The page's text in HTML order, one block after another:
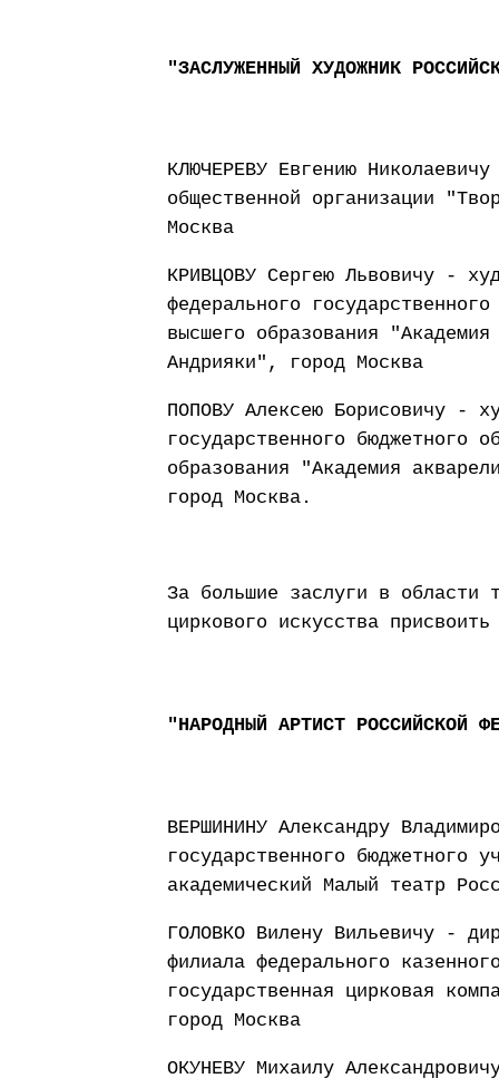
"ЗАСЛУЖЕННЫЙ ХУДОЖНИК
КЛЮЧЕРЕВУ Евгению
общественной организации
Москва
КРИВЦОВУ Сергею Львовичу -
федерального
высшего образования
Андрияки", город Москва
ПОПОВУ Алексею Борисовичу -
государственного бюджетного
образования "Академия
город Москва.
За большие заслуги в области
циркового искусства
"НАРОДНЫЙ АРТИСТ РОССИЙСКОЙ
ВЕРШИНИНУ Александру
государственного бюджетного
академический Малый театр
ГОЛОВКО Вилену Вильевичу -
филиала федерального
государственная цирковая
город Москва
ОКУНЕВУ Михаилу